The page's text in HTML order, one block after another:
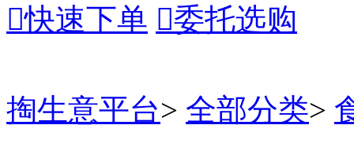
快速下单 委托选购
掏生意平台> 全部分类>